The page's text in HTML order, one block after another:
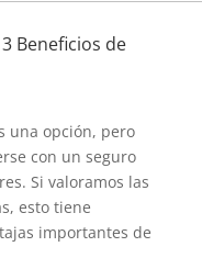
Beneficios de
una opción, pero
con un seguro
Si valoramos las
esto tiene
importantes de